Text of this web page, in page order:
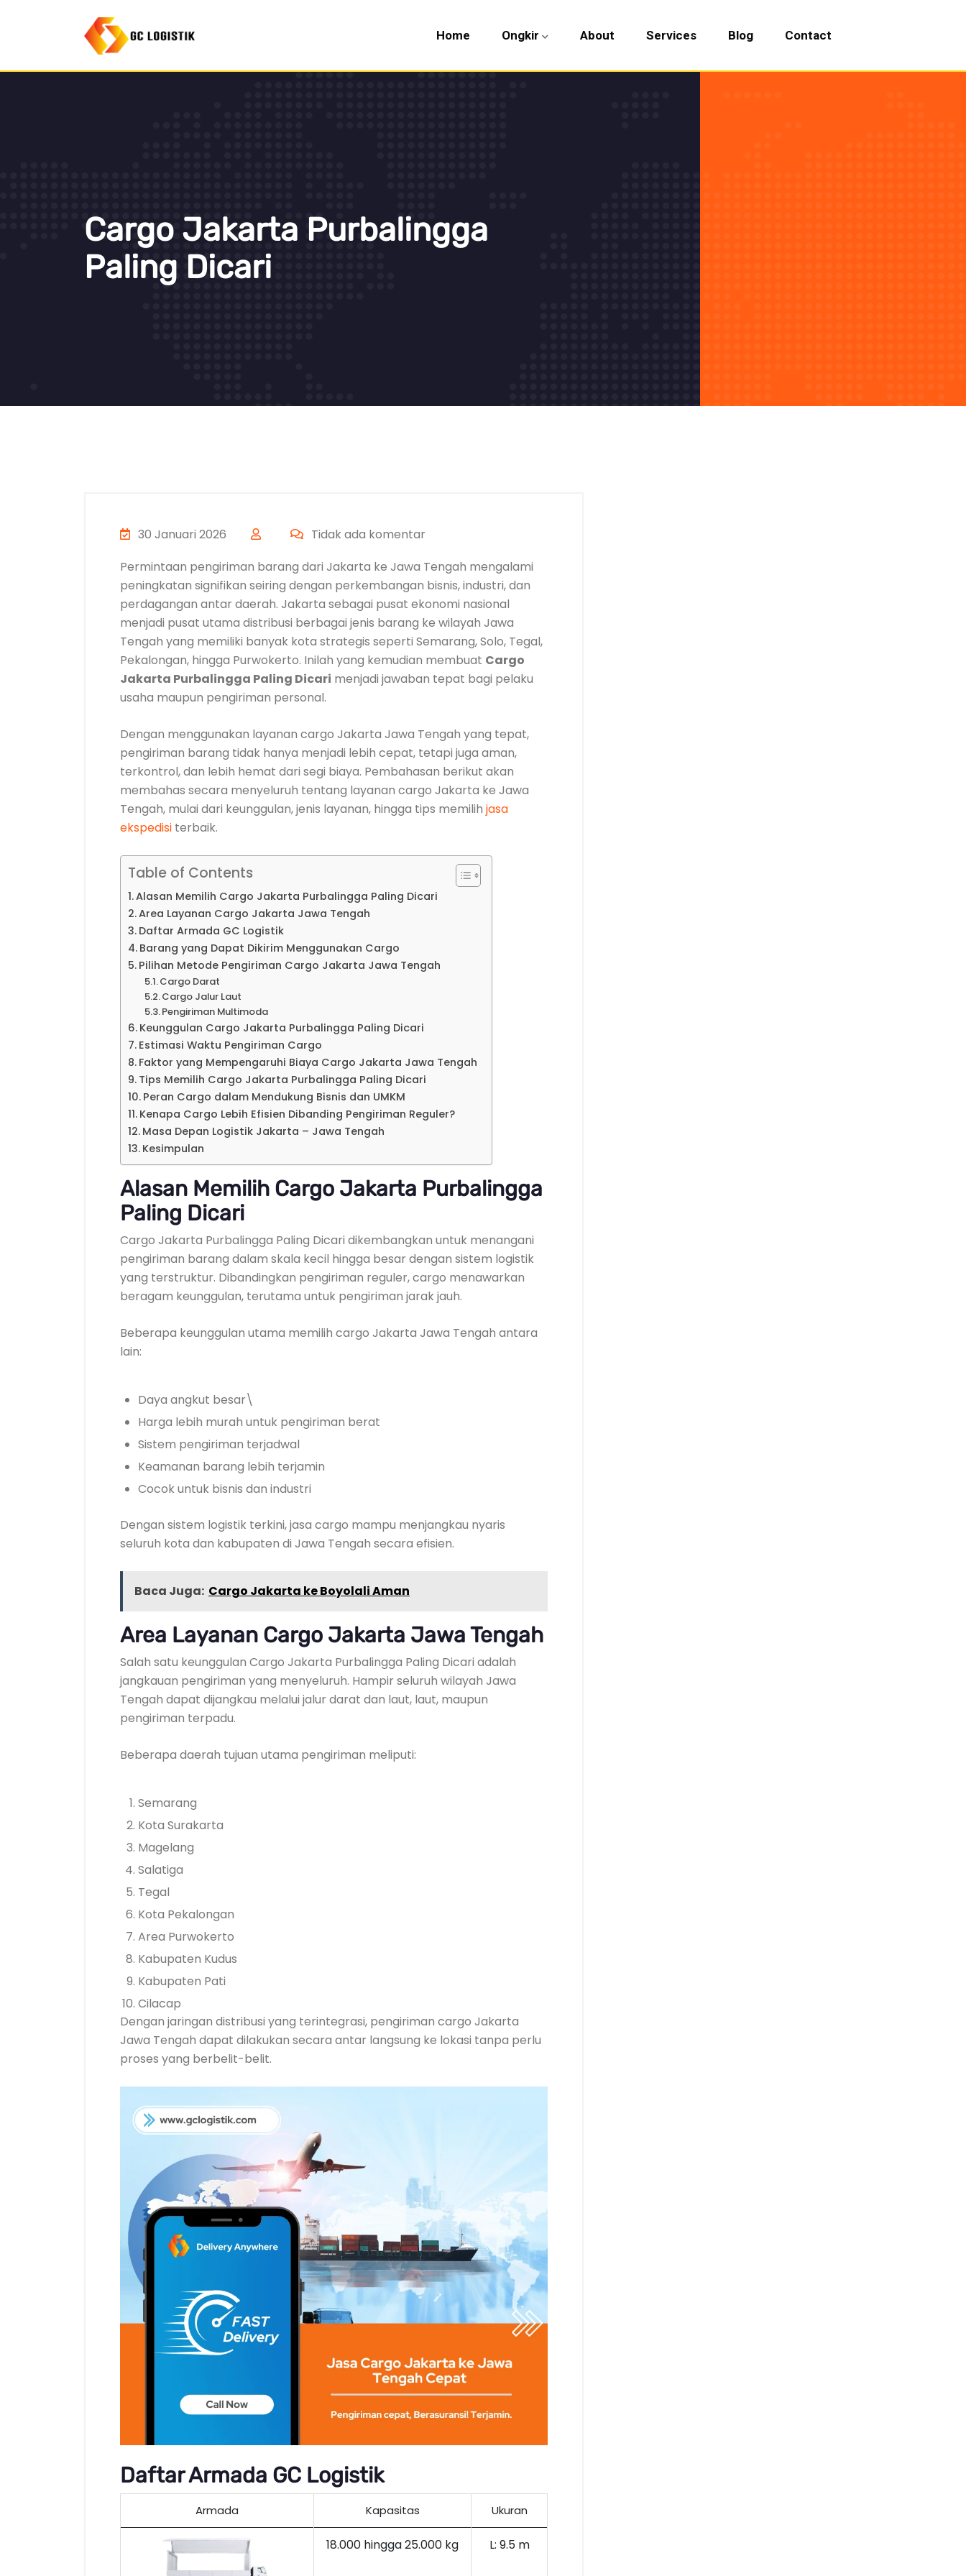
Home Ongkir About Services Blog Contact
Cargo Jakarta Purbalingga
Paling Dicari
30 Januari 2026
Tidak ada komentar
Permintaan pengiriman barang dari Jakarta ke Jawa Tengah mengalami
peningkatan signifikan seiring dengan perkembangan bisnis, industri, dan
perdagangan antar daerah. Jakarta sebagai pusat ekonomi nasional
menjadi pusat utama distribusi berbagai jenis barang ke wilayah Jawa
Tengah yang memiliki banyak kota strategis seperti Semarang, Solo, Tegal,
Pekalongan, hingga Purwokerto. Inilah yang kemudian membuat Cargo
Jakarta Purbalingga Paling Dicari menjadi jawaban tepat bagi pelaku
usaha maupun pengiriman personal.
Dengan menggunakan layanan cargo Jakarta Jawa Tengah yang tepat,
pengiriman barang tidak hanya menjadi lebih cepat, tetapi juga aman,
terkontrol, dan lebih hemat dari segi biaya. Pembahasan berikut akan
membahas secara menyeluruh tentang layanan cargo Jakarta ke Jawa
Tengah, mulai dari keunggulan, jenis layanan, hingga tips memilih jasa
ekspedisi terbaik.
Table of Contents
Alasan Memilih Cargo Jakarta Purbalingga Paling Dicari
Area Layanan Cargo Jakarta Jawa Tengah
Daftar Armada GC Logistik
Barang yang Dapat Dikirim Menggunakan Cargo
Pilihan Metode Pengiriman Cargo Jakarta Jawa Tengah
Cargo Darat
Cargo Jalur Laut
Pengiriman Multimoda
Keunggulan Cargo Jakarta Purbalingga Paling Dicari
Estimasi Waktu Pengiriman Cargo
Faktor yang Mempengaruhi Biaya Cargo Jakarta Jawa Tengah
Tips Memilih Cargo Jakarta Purbalingga Paling Dicari
Peran Cargo dalam Mendukung Bisnis dan UMKM
Kenapa Cargo Lebih Efisien Dibanding Pengiriman Reguler?
Masa Depan Logistik Jakarta – Jawa Tengah
Kesimpulan
Alasan Memilih Cargo Jakarta Purbalingga
Paling Dicari
Cargo Jakarta Purbalingga Paling Dicari dikembangkan untuk menangani
pengiriman barang dalam skala kecil hingga besar dengan sistem logistik
yang terstruktur. Dibandingkan pengiriman reguler, cargo menawarkan
beragam keunggulan, terutama untuk pengiriman jarak jauh.
Beberapa keunggulan utama memilih cargo Jakarta Jawa Tengah antara
lain:
Daya angkut besar\
Harga lebih murah untuk pengiriman berat
Sistem pengiriman terjadwal
Keamanan barang lebih terjamin
Cocok untuk bisnis dan industri
Dengan sistem logistik terkini, jasa cargo mampu menjangkau nyaris
seluruh kota dan kabupaten di Jawa Tengah secara efisien.
Baca Juga: Cargo Jakarta ke Boyolali Aman
Area Layanan Cargo Jakarta Jawa Tengah
Salah satu keunggulan Cargo Jakarta Purbalingga Paling Dicari adalah
jangkauan pengiriman yang menyeluruh. Hampir seluruh wilayah Jawa
Tengah dapat dijangkau melalui jalur darat dan laut, laut, maupun
pengiriman terpadu.
Beberapa daerah tujuan utama pengiriman meliputi:
Semarang
Kota Surakarta
Magelang
Salatiga
Tegal
Kota Pekalongan
Area Purwokerto
Kabupaten Kudus
Kabupaten Pati
Cilacap
Dengan jaringan distribusi yang terintegrasi, pengiriman cargo Jakarta
Jawa Tengah dapat dilakukan secara antar langsung ke lokasi tanpa perlu
proses yang berbelit-belit.
Daftar Armada GC Logistik
Armada Kapasitas Ukuran
18.000 hingga 25.000 kg L: 9.5 m